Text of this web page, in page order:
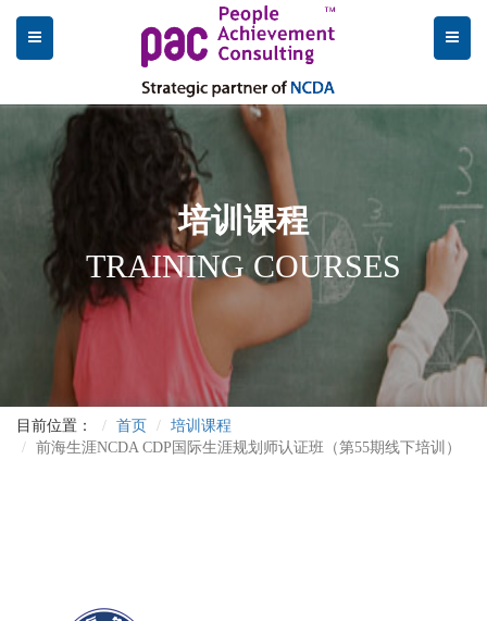
培训课程
TRAINING COURSES
目前位置： 首页
培训课程
前海生涯NCDA CDP国际生涯规划师认证班（第55期线下培训）